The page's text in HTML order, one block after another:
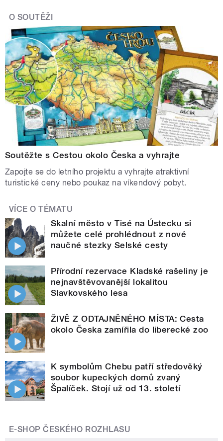
O SOUTĚŽI
Soutěžte s Cestou okolo Česka a vyhrajte
Zapojte se do letního projektu a vyhrajte atraktivní
turistické ceny nebo poukaz na víkendový pobyt.
VÍCE O TÉMATU
Skalní město v Tisé na Ústecku si
můžete celé prohlédnout z nové
naučné stezky Selské cesty
Přírodní rezervace Kladské rašeliny je
nejnavštěvovanější lokalitou
Slavkovského lesa
ŽIVĚ Z ODTAJNĚNÉHO MÍSTA: Cesta
okolo Česka zamířila do liberecké zoo
K symbolům Chebu patří středověký
soubor kupeckých domů zvaný
Špalíček. Stojí už od 13. století
E-SHOP ČESKÉHO ROZHLASU